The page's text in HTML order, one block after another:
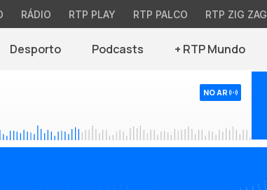
RÁDIO RTP PLAY RTP PALCO RTP ZIG ZAG
Desporto Podcasts + RTP Mundo
NO AR